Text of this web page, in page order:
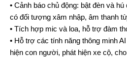
• Cảnh báo chủ động: bật đèn và
có đối tượng xâm nhập, âm thanh
• Tích hợp mic và loa, hỗ trợ đàm
• Hỗ trợ các tính năng thông minh
hiện con người, phát hiện xe cộ,